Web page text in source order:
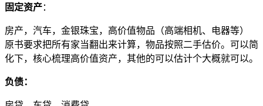
固定资产：
房产，汽车，金银珠宝，高价值物品（高端相机、电器等）
原书要求把所有家当翻出来计算，物品按照二手估价。可以简
化下，核心梳理高价值资产，其他的可以估计个大概就可以。
负债：